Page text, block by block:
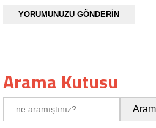
YORUMUNUZU GÖNDERİN
Arama Kutusu